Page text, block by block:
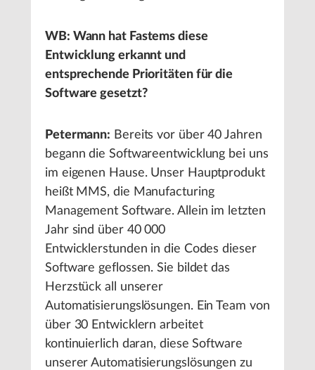
WB: Wann hat Fastems diese
Entwicklung erkannt und
entsprechende Prioritäten für die
Software gesetzt?
Petermann: Bereits vor über 40 Jahren
begann die Softwareentwicklung bei uns
im eigenen Hause. Unser Hauptprodukt
heißt MMS, die Manufacturing
Management Software. Allein im letzten
Jahr sind über 40 000
Entwicklerstunden in die Codes dieser
Software geflossen. Sie bildet das
Herzstück all unserer
Automatisierungslösungen. Ein Team von
über 30 Entwicklern arbeitet
kontinuierlich daran, diese Software
unserer Automatisierungslösungen zu